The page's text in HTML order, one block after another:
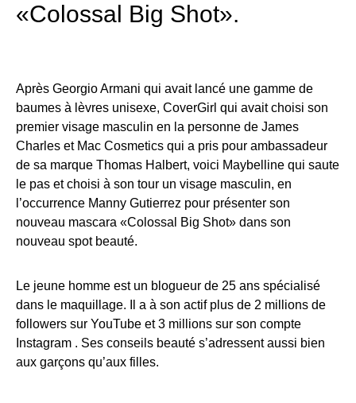
«Colossal Big Shot».
Après Georgio Armani qui avait lancé une gamme de
baumes à lèvres unisexe, CoverGirl qui avait choisi son
premier visage masculin en la personne de James
Charles et Mac Cosmetics qui a pris pour ambassadeur
de sa marque Thomas Halbert, voici Maybelline qui saute
le pas et choisi à son tour un visage masculin, en
l’occurrence Manny Gutierrez pour présenter son
nouveau mascara «Colossal Big Shot» dans son
nouveau spot beauté.
Le jeune homme est un blogueur de 25 ans spécialisé
dans le maquillage. Il a à son actif plus de 2 millions de
followers sur YouTube et 3 millions sur son compte
Instagram . Ses conseils beauté s’adressent aussi bien
aux garçons qu’aux filles.